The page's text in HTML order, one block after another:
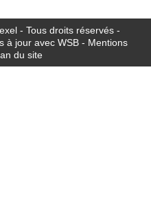
- Tous droits réservés -
à jour avec WSB- Mentions
du site